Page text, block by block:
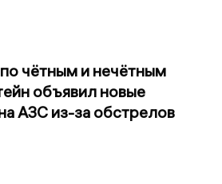
чётным и нечётным
объявил новые
АЗС из-за обстрелов